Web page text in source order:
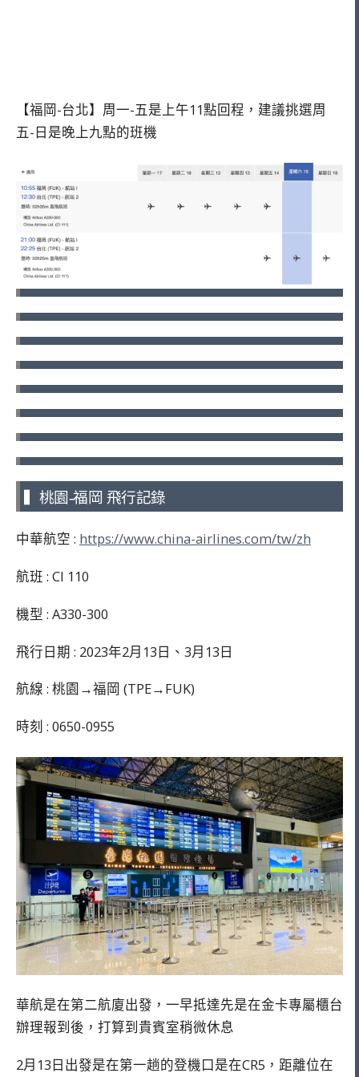
【福岡-台北】周一-五是上午11點回程，建議挑選周
五-日是晚上九點的班機
▍桃園-福岡 飛行記錄
中華航空 : https://www.china-airlines.com/tw/zh
航班 : CI 110
機型 : A330-300
飛行日期 : 2023年2月13日、3月13日
航線 : 桃園→福岡 (TPE→FUK)
時刻 : 0650-0955
華航是在第二航廈出發，一早抵達先是在金卡專屬櫃台
辦理報到後，打算到貴賓室稍微休息
2月13日出發是在第一趟的登機口是在CR5，距離位在